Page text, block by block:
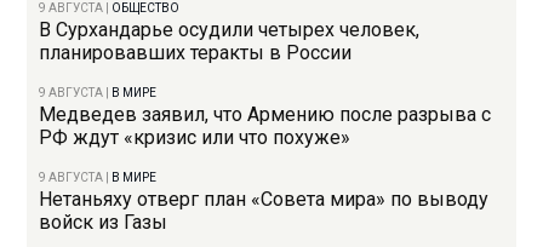
9 АВГУСТА ОБЩЕСТВО
В Сурхандарье осудили четырех человек,
планировавших теракты в России
9 АВГУСТА В МИРЕ
Медведев заявил, что Армению после разрыва с
РФ ждут «кризис или что похуже»
9 АВГУСТА В МИРЕ
Нетаньяху отверг план «Совета мира» по выводу
войск из Газы